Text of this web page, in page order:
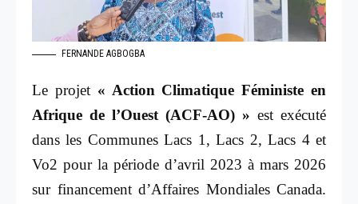
FERNANDE AGBOGBA
Le projet« Action Climatique Féministe en
Afrique de l’Ouest (ACF-AO) » est exécuté
dans les Communes Lacs 1, Lacs 2, Lacs 4 et
Vo2 pour la période d’avril 2023 à mars 2026
sur financement d’Affaires Mondiales Canada.